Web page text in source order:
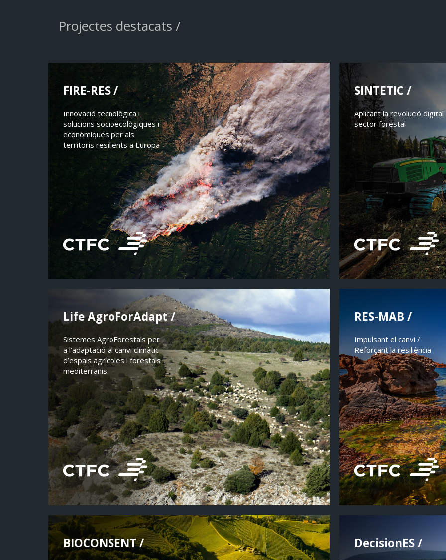
Projectes destacats /
FIRE-RES /
Innovació tecnològica i
solucions socioecològiques i
econòmiques per als
territoris resilients a Europa
SINTETIC /
Aplicant la revolució digital
sector forestal
Life AgroForAdapt /
Sistemes AgroForestals per
a l’adaptació al canvi climàtic
d’espais agrícoles i forestals
mediterranis
RES-MAB /
Impulsant el canvi /
Reforçant la resiliència
BIOCONSENT / DecisionES /